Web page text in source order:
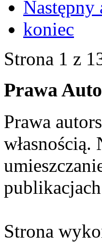
Następny
koniec
Strona 1 z
Prawa
Prawa
Strona